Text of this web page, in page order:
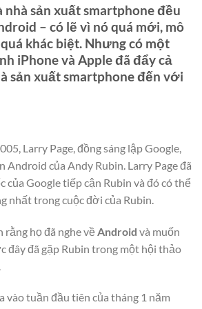
nhà sản xuất smartphone đều
– có lẽ vì nó quá mới, mô
khác biệt. Nhưng có một
iPhone và Apple đã đẩy cả
sản xuất smartphone đến với
Larry Page, đồng sáng lập Google,
Android của Andy Rubin. Larry Page đã
của Google tiếp cận Rubin và đó có thể
nhất trong cuộc đời của Rubin.
họ đã nghe về Android và muốn
đây đã gặp Rubin trong một hội thảo
vào tuần đầu tiên của tháng 1 năm